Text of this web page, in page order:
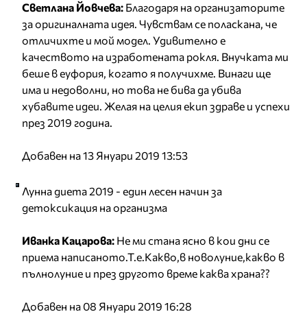
Светлана Йовчева: Благодаря на организаторите
за оригиналната идея. Чувствам се поласкана, че
отличихте и мой модел. Удивително е
качеството на изработената рокля. Внучката ми
беше в еуфория, когато я получихме. Винаги ще
има и недоволни, но това не бива да убива
хубавите идеи. Желая на целия екип здраве и успехи
през 2019 година.
Добавен на 13 Януари 2019 13:53
Лунна диета 2019 - един лесен начин за
детоксикация на организма
Иванка Кацарова: Не ми стана ясно в кои дни се
приема написаното.Т.е.Какво,в новолуние,какво в
пълнолуние и през другото време каква храна??
Добавен на 08 Януари 2019 16:28